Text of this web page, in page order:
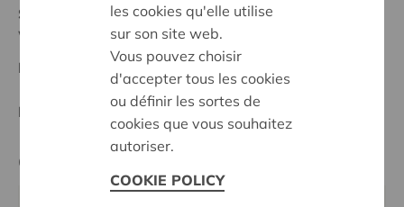
Statut:
Waregem
Date de décision:
22/05/2024
Décision: Approuvé
Cera contact
les cookies qu'elle utilise
sur son site web.
Vous pouvez choisir
d'accepter tous les cookies
ou définir les sortes de
cookies que vous souhaitez
autoriser.
COOKIE POLICY